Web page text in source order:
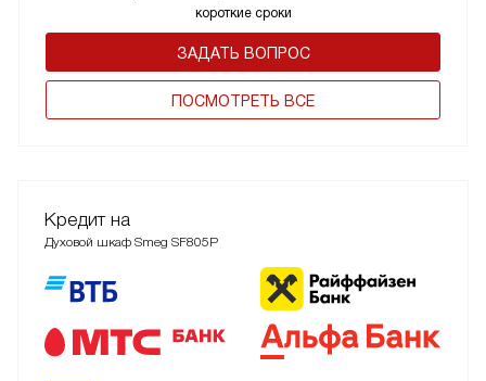
короткие сроки
ЗАДАТЬ ВОПРОС
ПОCМОТРЕТЬ ВСЕ
Кредит на
Духовой шкаф Smeg SF805P